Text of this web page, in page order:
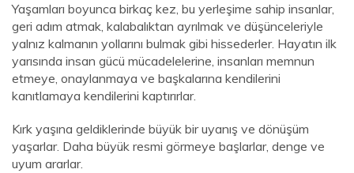
Yaşamları boyunca birkaç kez, bu yerleşime sahip insanlar,
geri adım atmak, kalabalıktan ayrılmak ve düşünceleriyle
yalnız kalmanın yollarını bulmak gibi hissederler. Hayatın ilk
yarısında insan gücü mücadelelerine, insanları memnun
etmeye, onaylanmaya ve başkalarına kendilerini
kanıtlamaya kendilerini kaptırırlar.
Kırk yaşına geldiklerinde büyük bir uyanış ve dönüşüm
yaşarlar. Daha büyük resmi görmeye başlarlar, denge ve
uyum ararlar.